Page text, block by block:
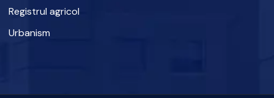
Registrul agricol
Urbanism